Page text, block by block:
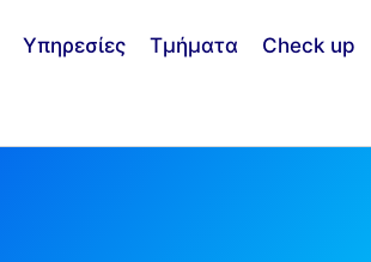
Υπηρεσίες Τμήματα Check up